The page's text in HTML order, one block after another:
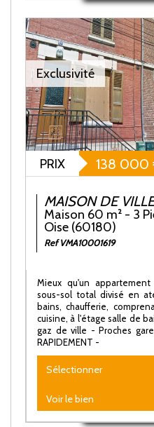
Exclusivité
PRIX 138 000
MAISON DE VILLE
Maison 60 m² - 3
Oise (60180)
Ref VMA10001619
Mieux qu'un
sous-sol total divisé en
bains, chaufferie,
cuisine, à l'étage salle de
gaz de ville - Proches
RAPIDEMENT -
Sélectionner
Voir le bien